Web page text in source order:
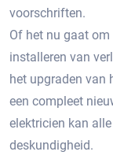
voorschriften.​
Of het nu gaat
installeren van
het upgraden van
een compleet
elektricien kan
deskundigheid.